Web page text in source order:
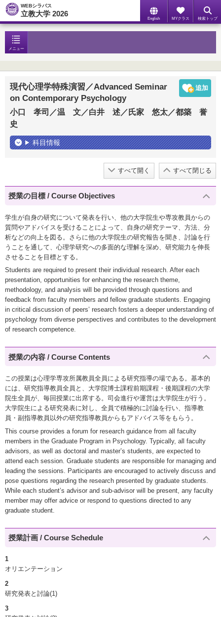
WEBシラバス
立教大学 2026
English MYクラス 検索トップ
メニュー
現代心理学特殊演習／Advanced Seminar
on Contemporary Psychology
小口 孝司／温 文／白井 述／氏家 悠太／都築 誉
史
科目情報
すべて開く すべて閉じる
授業の目標 / Course Objectives
学生が自身の研究について発表を行い、他の大学院生や専攻教員からの
質問やアドバイスを受けることによって、自身の研究テーマ、方法、分
析などの向上を図る。さらに他の大学院生の研究報告を聞き、討論を行
うことを通して、心理学研究への多面的な理解を深め、研究能力を伸長
させることを目標とする。
Students are required to present their individual research. After each
presentation, opportunities for enhancing the research theme,
methodology, and analysis will be provided through questions and
feedback from faculty members and fellow graduate students. Engaging
in critical discussion of peers’ research fosters a deeper understanding of
psychology from diverse perspectives and contributes to the development
of research competence.
授業の内容 / Course Contents
この授業は心理学専攻所属教員全員による研究指導の場である。基本的
には、研究指導教員全員と、大学院博士課程前期課程・後期課程の大学
院生全員が、毎回授業に出席する。司会進行や運営は大学院生が行う。
大学院生による研究発表に対し、全員で積極的に討論を行い、指導教
員・副指導教員以外の研究指導教員からもアドバイス等をもらう。
This course provides a forum for research guidance from all faculty
members in the Graduate Program in Psychology. Typically, all faculty
advisors, as well as doctoral and master’s students, are expected to
attend each session. Graduate students are responsible for managing and
leading the sessions. Participants are encouraged to actively discuss and
pose questions regarding the research presented by graduate students.
While each student’s advisor and sub-advisor will be present, any faculty
member may offer advice or respond to questions directed to any
graduate student.
授業計画 / Course Schedule
1
オリエンテーション
2
研究発表と討論(1)
3